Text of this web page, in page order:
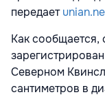
передает
Как сообщается,
Северном
сантиметров в